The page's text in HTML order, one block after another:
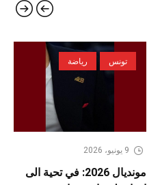
تونس رياضة
9 يونيو، 2026
مونديال 2026: في تحية الى